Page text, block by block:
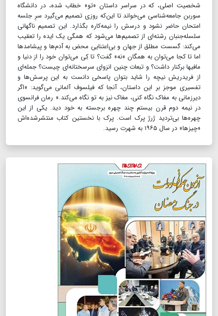
شخصیت اصلی، که در سراسر داستان «تو» خطاب شده، در دانشگاه
سوربن جامعه‌شناسی می‌خواند تا این‌که روزی تصمیم می‌گیرد سرِ جلسه
امتحان حاضر نشود و درسش را نیمه‌کاره بگذارد. این تصمیم ناگهانی
سلسله‌جنبان رشته‌ای از تصمیم‌ها می‌شود که همگی یک ایده را تعقیب
می‌کند: گسست مطلق از جهان و بی‌اعتنایی محض به آدم‌ها و پیشامدها
اما تا کجا می‌توان به همگان «نه» گفت؟ تا کِی می‌توان خود را از دنیا و
مافیها برکنار داشت؟ و تبعات چنین انزوای سرسختانه‌ای چیست؟ جمله‌ای
از فریدریش نیچه را شاید بتوان پاسخی دانست به این پرسش‌‌ها و
تفسیری موجز بر این داستان، آنجا که فیلسوف آلمانی می‌گوید: «اگر
دیرزمانی به مغاک نگاه کنی، مغاک نیز به تو نگاه می‌کند.» رمان فرانسوی
در نیمه دوم قرن بیستم چند چهره برجسته به خود دید. یکی از این
چهره‌ها بی‌تردید ژرژ پرک است. پرک با نخستین کتاب منتشرشده‌اش
«چیزها» در سال ۱۹۶۵ به شهرت رسید.